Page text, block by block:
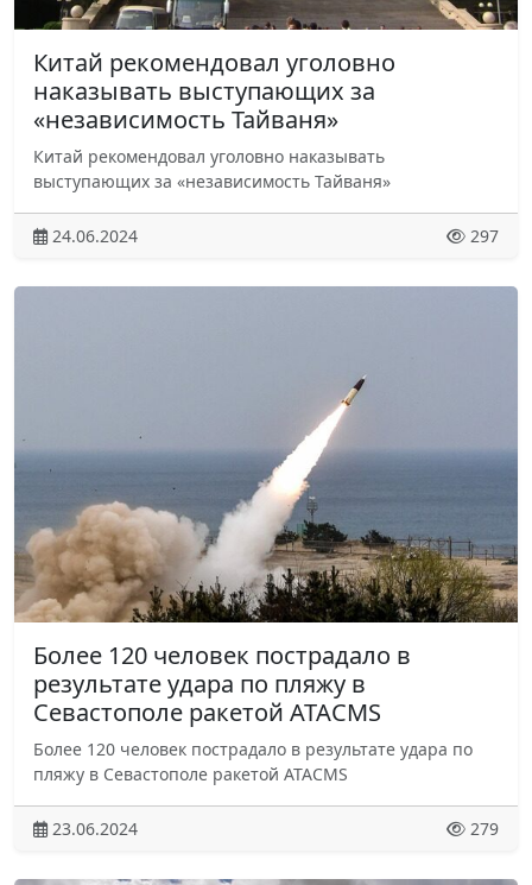
Китай рекомендовал уголовно
наказывать выступающих за
«независимость Тайваня»
Китай рекомендовал уголовно наказывать
выступающих за «независимость Тайваня»
24.06.2024 297
Более 120 человек пострадало в
результате удара по пляжу в
Севастополе ракетой ATACMS
Более 120 человек пострадало в результате удара по
пляжу в Севастополе ракетой ATACMS
23.06.2024 279